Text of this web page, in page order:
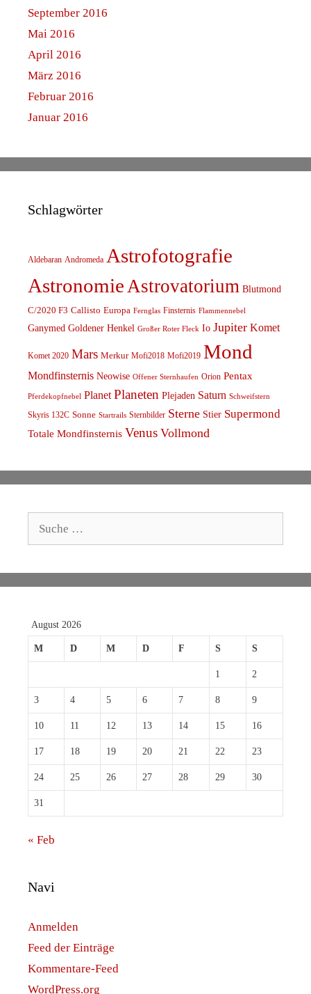
September 2016
Mai 2016
April 2016
März 2016
Februar 2016
Januar 2016
Schlagwörter
Aldebaran Andromeda Astrofotografie
AstronomieAstrovatorium Blutmond
C/2020 F3 Callisto Europa Fernglas Finsternis Flammennebel
Ganymed Goldener Henkel Großer Roter Fleck Io Jupiter Komet
Komet 2020 Mars Merkur Mofi2018 Mofi2019 Mond
Mondfinsternis Neowise Offener Sternhaufen Orion Pentax
Pferdekopfnebel Planet Planeten Plejaden Saturn Schweifstern
Skyris 132C Sonne Startrails Sternbilder Sterne Stier Supermond
Totale Mondfinsternis Venus Vollmond
August 2026
M D M D F S S
1 2
3 4 5 6 7 8 9
10 11 12 13 14 15 16
17 18 19 20 21 22 23
24 25 26 27 28 29 30
31
« Feb
Navi
Anmelden
Feed der Einträge
Kommentare-Feed
WordPress.org